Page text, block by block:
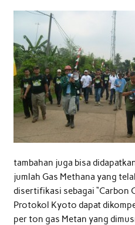
tambahan juga bisa
jumlah Gas Methana yang
disertifikasi sebagai “Carbon
Protokol Kyoto dapat
per ton gas Metan yang